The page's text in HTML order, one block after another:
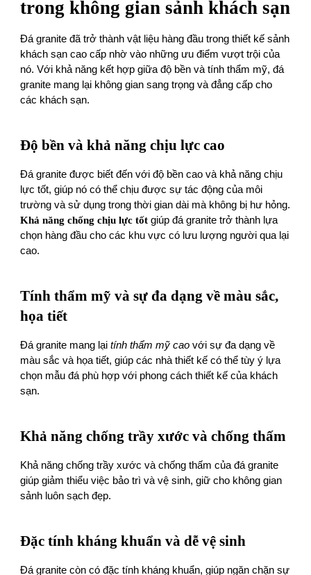
trong không gian sảnh khách sạn
Đá granite đã trở thành vật liệu hàng đầu trong thiết kế sảnh
khách sạn cao cấp nhờ vào những ưu điểm vượt trội của
nó. Với khả năng kết hợp giữa độ bền và tính thẩm mỹ, đá
granite mang lại không gian sang trọng và đẳng cấp cho
các khách sạn.
Độ bền và khả năng chịu lực cao
Đá granite được biết đến với độ bền cao và khả năng chịu
lực tốt, giúp nó có thể chịu được sự tác động của môi
trường và sử dụng trong thời gian dài mà không bị hư hỏng.
Khả năng chống chịu lực tốt giúp đá granite trở thành lựa
chọn hàng đầu cho các khu vực có lưu lượng người qua lại
cao.
Tính thẩm mỹ và sự đa dạng về màu sắc,
họa tiết
Đá granite mang lạitính thẩm mỹ cao với sự đa dạng về
màu sắc và họa tiết, giúp các nhà thiết kế có thể tùy ý lựa
chọn mẫu đá phù hợp với phong cách thiết kế của khách
sạn.
Khả năng chống trầy xước và chống thấm
Khả năng chống trầy xước và chống thấm của đá granite
giúp giảm thiểu việc bảo trì và vệ sinh, giữ cho không gian
sảnh luôn sạch đẹp.
Đặc tính kháng khuẩn và dễ vệ sinh
Đá granite còn có đặc tính kháng khuẩn, giúp ngăn chặn sự